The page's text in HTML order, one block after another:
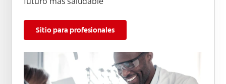
Sitio para profesionales